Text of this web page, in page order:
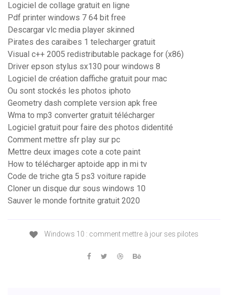
Logiciel de collage gratuit en ligne
Pdf printer windows 7 64 bit free
Descargar vlc media player skinned
Pirates des caraibes 1 telecharger gratuit
Visual c++ 2005 redistributable package for (x86)
Driver epson stylus sx130 pour windows 8
Logiciel de création daffiche gratuit pour mac
Ou sont stockés les photos iphoto
Geometry dash complete version apk free
Wma to mp3 converter gratuit télécharger
Logiciel gratuit pour faire des photos didentité
Comment mettre sfr play sur pc
Mettre deux images cote a cote paint
How to télécharger aptoide app in mi tv
Code de triche gta 5 ps3 voiture rapide
Cloner un disque dur sous windows 10
Sauver le monde fortnite gratuit 2020
Windows 10 : comment mettre à jour ses pilotes